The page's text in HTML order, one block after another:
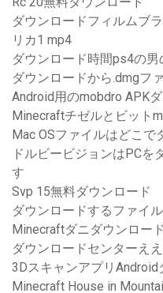
ダウンロードフィルムブ
リカ1 mp4
ダウンロード時間ps4の男
ダウンロードから.dmgフ
Android用のmobdro APK
Minecraftチゼルとビット
Mac OSファイルはどこ
ドルビービジョンはPCを
す
Svp 15無料ダウンロード
ダウンロードするファイ
Minecraftダニダウンロード
ダウンロードセンターえ
3DスキャンアプリAndroid
Minecraft House in